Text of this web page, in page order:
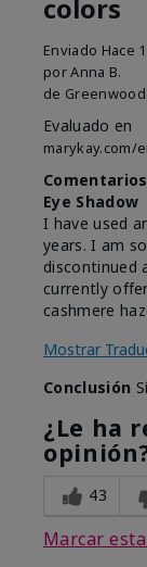
colors
Enviado Hace
porAnna B.
de Greenwood
Evaluado en
marykay.com/
Eye Shadow
I have used
years. I am
discontinued
currently
cashmere
Mostrar
Conclusión
¿Le ha
43
Marcar